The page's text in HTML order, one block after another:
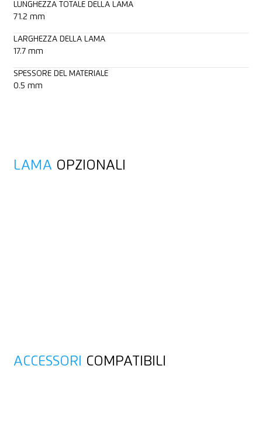
LUNGHEZZA TOTALE DELLA LAMA
71.2 mm
LARGHEZZA DELLA LAMA
17.7 mm
SPESSORE DEL MATERIALE
0.5 mm
LAMA OPZIONALI
ACCESSORI COMPATIBILI